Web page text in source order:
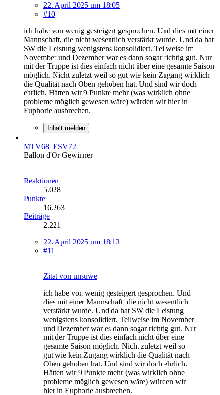
22. April 2025 um 18:05
#10
ich habe von wenig gesteigert gesprochen. Und dies mit einer
Mannschaft, die nicht wesentlich verstärkt wurde. Und da hat
SW die Leistung wenigstens konsolidiert. Teilweise im
November und Dezember war es dann sogar richtig gut. Nur
mit der Truppe ist dies einfach nicht über eine gesamte Saison
möglich. Nicht zuletzt weil so gut wie kein Zugang wirklich
die Qualität nach Oben gehoben hat. Und sind wir doch
ehrlich. Hätten wir 9 Punkte mehr (was wirklich ohne
probleme möglich gewesen wäre) würden wir hier in
Euphorie ausbrechen.
Inhalt melden
MTV68_ESV72
Ballon d'Or Gewinner
Reaktionen
5.028
Punkte
16.263
Beiträge
2.221
22. April 2025 um 18:13
#11
Zitat von unsuwe
ich habe von wenig gesteigert gesprochen. Und
dies mit einer Mannschaft, die nicht wesentlich
verstärkt wurde. Und da hat SW die Leistung
wenigstens konsolidiert. Teilweise im November
und Dezember war es dann sogar richtig gut. Nur
mit der Truppe ist dies einfach nicht über eine
gesamte Saison möglich. Nicht zuletzt weil so
gut wie kein Zugang wirklich die Qualität nach
Oben gehoben hat. Und sind wir doch ehrlich.
Hätten wir 9 Punkte mehr (was wirklich ohne
probleme möglich gewesen wäre) würden wir
hier in Euphorie ausbrechen.